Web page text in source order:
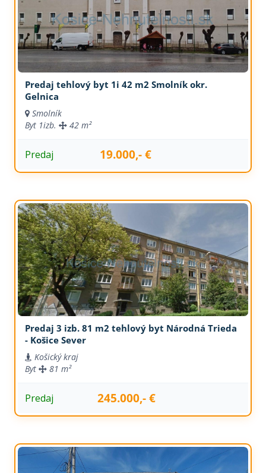
Predaj tehlový byt 1i 42 m2 Smolník okr.
Gelnica
Smolník
Byt 1izb. 42 m²
Predaj 19.000,- €
Predaj 3 izb. 81 m2 tehlový byt Národná Trieda
- Košice Sever
Košický kraj
Byt
81 m²
Predaj 245.000,- €